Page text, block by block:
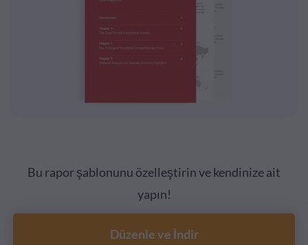
Bu rapor şablonunu özelleştirin ve kendinize ait
yapın!
Düzenle ve İndir